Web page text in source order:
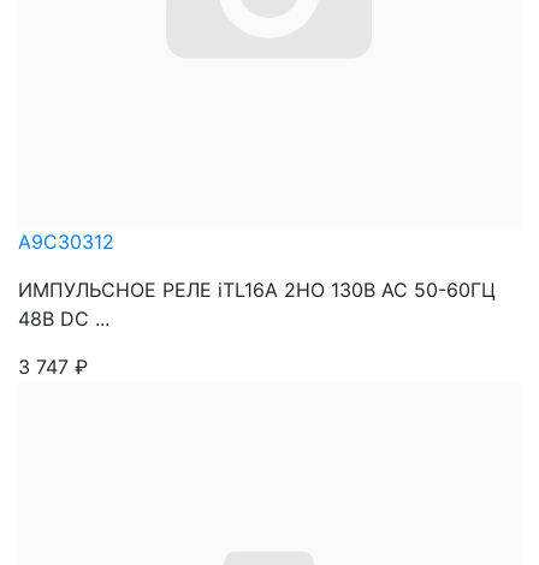
A9C30312
ИМПУЛЬСНОЕ РЕЛЕ iTL16A 2НО 130В АС 50-60ГЦ
48В DC ...
3 747 ₽